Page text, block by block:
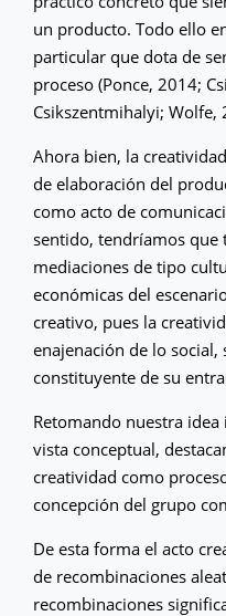
un producto. Todo ello
particular que dota de
proceso (Ponce, 2014;
Csikszentmihalyi;
Ahora bien, la
de elaboración del
como acto de
sentido, tendríamos que
mediaciones de tipo
económicas del
creativo, pues la
enajenación de lo
constituyente de su
Retomando nuestra
vista conceptual,
creatividad como
concepción del grupo
De esta forma el acto
de recombinaciones
recombinaciones